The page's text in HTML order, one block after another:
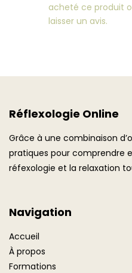
acheté ce produit
laisser un avis.
Réflexologie Online
Grâce à une combinaison
pratiques pour comprendre
réfexologie et la relaxation
Navigation
Accueil
À propos
Formations